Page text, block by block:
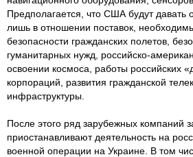
Предполагается, что США будут давать
лишь в отношении поставок,
безопасности гражданских полетов,
гуманитарных нужд, российско-
освоении космоса, работы российских
корпораций, развития гражданской
инфраструктуры.
После этого ряд зарубежных компаний
приостанавливают деятельность на
военной операции на Украине. В том